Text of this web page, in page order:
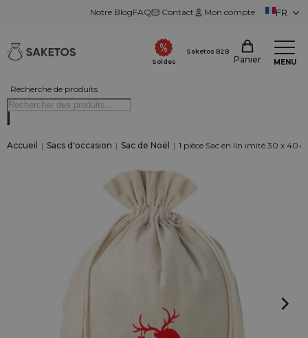
Notre BlogFAQ Contact Mon compte FR
Recherche de produits
Soldes
Saketos B2B
Panier MENU
Accueil | Sacs d'occasion | Sac de Noël | 1 pièce Sac en lin imité 30 x 40